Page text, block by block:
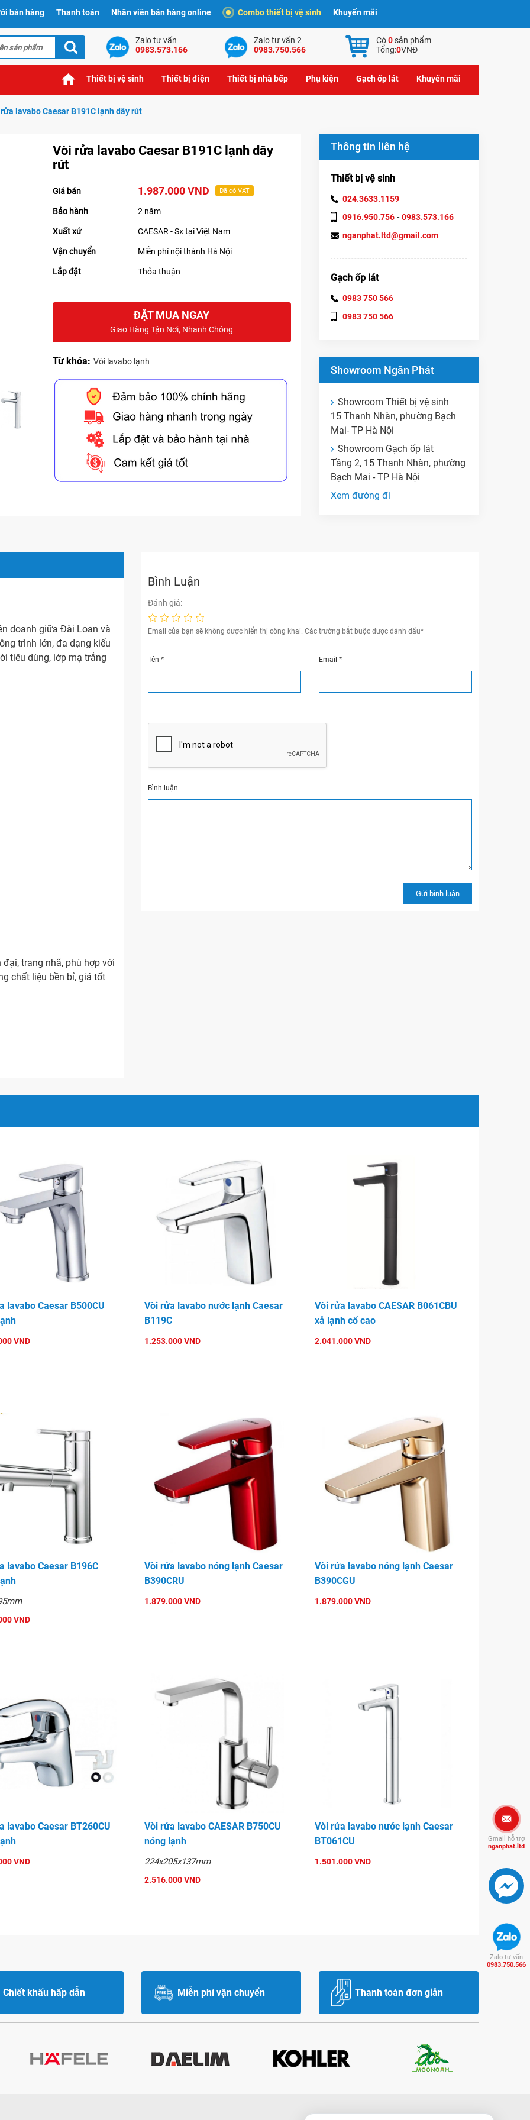
bán hàng Thanh toán Nhân viên bán hàng online Combo thiết bị vệ sinh Khuyến mãi
Zalo tư vấn
0983.573.166
Zalo tư vấn 2
0983.750.566
Có0sản phẩm
Tổng:0VNĐ
Thiết bị vệ sinh Thiết bị điện Thiết bị nhà bếp Phụ kiện Gạch ốp lát Khuyến mãi
lavabo Caesar B191C lạnh dây rút
Vòi rửa lavabo Caesar B191C lạnh dây
rút
Giá bán 1.987.000 VND Đã có VAT
Bảo hành 2 năm
Xuất xứ CAESAR - Sx tại Việt Nam
Vận chuyển Miễn phí nội thành Hà Nội
Lắp đặt Thỏa thuận
ĐẶT MUA NGAY
Giao Hàng Tận Nơi, Nhanh Chóng
Từ khóa: Vòi lavabo lạnh
Thông tin liên hệ
Thiết bị vệ sinh
024.3633.1159
0916.950.756 - 0983.573.166
nganphat.ltd@gmail.com
Gạch ốp lát
0983 750 566
0983 750 566
Showroom Ngân Phát
Showroom Thiết bị vệ sinh
15 Thanh Nhàn, phường Bạch
Mai- TP Hà Nội
Showroom Gạch ốp lát
Tầng 2, 15 Thanh Nhàn, phường
Bạch Mai - TP Hà Nội
Xem đường đi
doanh giữa Đài Loan và
trình lớn, đa dạng kiểu
tiêu dùng, lớp mạ trắng
trang nhã, phù hợp với
chất liệu bền bỉ, giá tốt
nhàng
Bình Luận
Đánh giá:
Email của bạn sẽ không được hiển thị công khai. Các trường bắt buộc được đánh dấu*
Tên* Email *
Bình luận
lavabo Caesar B500CU
VND
Vòi rửa lavabo nước lạnh Caesar
B119C
1.253.000 VND
Vòi rửa lavabo CAESAR B061CBU
xả lạnh cổ cao
2.041.000 VND
lavabo Caesar B196C
VND
Vòi rửa lavabo nóng lạnh Caesar
B390CRU
1.879.000 VND
Vòi rửa lavabo nóng lạnh Caesar
B390CGU
1.879.000 VND
lavabo Caesar BT260CU
VND
Vòi rửa lavabo CAESAR B750CU
nóng lạnh
224x205x137mm
2.516.000 VND
Vòi rửa lavabo nước lạnh Caesar
BT061CU
1.501.000 VND
Chiết khấu hấp dẫn Miễn phí vận chuyển Thanh toán đơn giản
Gmail hỗ trợ
nganphat.ltd
Zalo tư vấn
0983.750.566